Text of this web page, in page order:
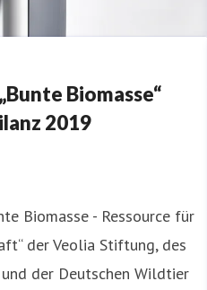
Biomasse“
2019
Biomasse - Ressource für
der Veolia Stiftung, des
und der Deutschen Wildtier